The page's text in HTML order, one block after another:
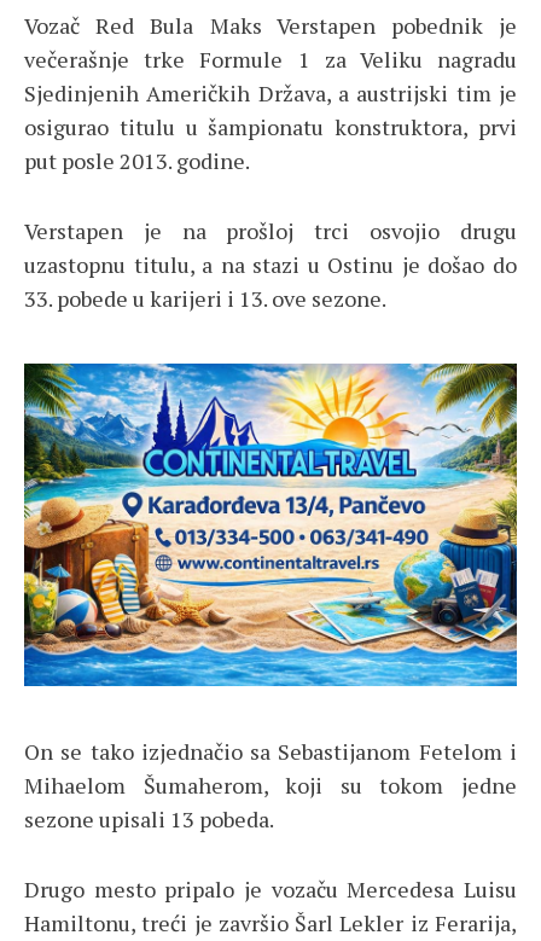
Vozač Red Bula Maks Verstapen pobednik je
večerašnje trke Formule 1 za Veliku nagradu
Sjedinjenih Američkih Država, a austrijski tim je
osigurao titulu u šampionatu konstruktora, prvi
put posle 2013. godine.
Verstapen je na prošloj trci osvojio drugu
uzastopnu titulu, a na stazi u Ostinu je došao do
33. pobede u karijeri i 13. ove sezone.
On se tako izjednačio sa Sebastijanom Fetelom i
Mihaelom Šumaherom, koji su tokom jedne
sezone upisali 13 pobeda.
Drugo mesto pripalo je vozaču Mercedesa Luisu
Hamiltonu, treći je završio Šarl Lekler iz Ferarija,